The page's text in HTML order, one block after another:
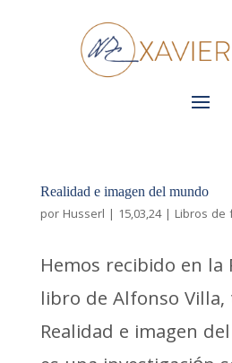
Realidad e imagen del mundo
por Husserl | 15,03,24| Libros de
Hemos recibido en la
libro de Alfonso
Realidad e imagen